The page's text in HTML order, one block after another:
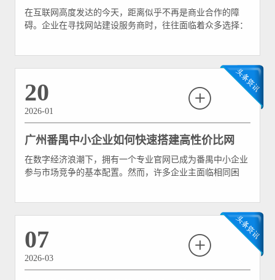
地理优势与售后保障
在互联网高度发达的今天，距离似乎不再是商业合作的障
碍。企业在寻找网站建设服务商时，往往面临着众多选择：
识到，网站建设并非“一锤子买卖”，而是一个长期磨合、不
断迭代的过程。 在这个背景下，选择一家本地的网站建设
服务商
20
2026-01
广州番禺中小企业如何快速搭建高性价比网
站？5个步骤解析
在数字经济浪潮下，拥有一个专业官网已成为番禺中小企业
参与市场竞争的基本配置。然而，许多企业主面临相同困
在15天内以万元以下成本，搭建出既专业又实用的官方网
站。 第一步：精准规划——明确核心需求，避免资源浪费
07
2026-03